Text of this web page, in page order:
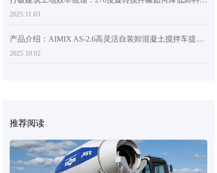
2025.11.03
产品介绍：AIMIX AS-2.6高灵活自装卸混凝土搅拌车提升施工现场效率
2025.10.02
推荐阅读